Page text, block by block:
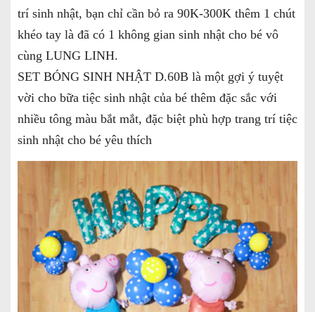
trí sinh nhật, bạn chỉ cần bỏ ra 90K-300K thêm 1 chút
khéo tay là đã có 1 không gian sinh nhật cho bé vô
cùng LUNG LINH.
SET BÓNG SINH NHẬT D.60B là một gợi ý tuyệt
vời cho bữa tiệc sinh nhật của bé thêm đặc sắc với
nhiều tông màu bắt mắt, đặc biệt phù hợp trang trí tiệc
sinh nhật cho bé yêu thích